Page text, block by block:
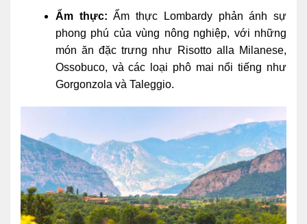
Ẩm thực: Ẩm thực Lombardy phản ánh sự
phong phú của vùng nông nghiệp, với những
món ăn đặc trưng như Risotto alla Milanese,
Ossobuco, và các loại phô mai nổi tiếng như
Gorgonzola và Taleggio.